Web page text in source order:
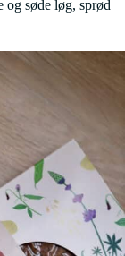
og søde løg, sprød